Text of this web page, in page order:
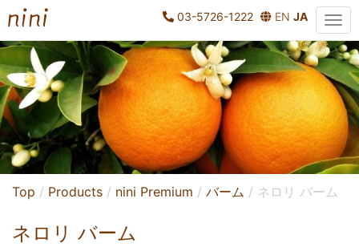
03-5726-1222 EN JA
Top Products nini Premium バーム ネロリ バーム
ネロリ バーム